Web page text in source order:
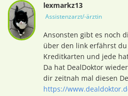
lexmarkz13
Assistenzarzt/-ärztin
Ansonsten gibt es noch
über den link erfährst
Kreditkarten und jede
Da hat DealDoktor
dir zeitnah mal diesen
https://